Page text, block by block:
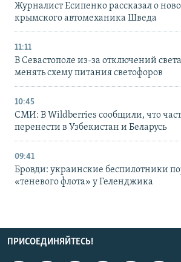
Журналист Есипенко рассказал о
крымского автомеханика Шведа
11:11
В Севастополе из-за отключений
менять схему питания светофоров
10:45
СМИ: В Wildberries сообщили, что
перенести в Узбекистан и Беларусь
09:41
Бровди: украинские беспилотники
«теневого флота» у Геленджика
ПРИСОЕДИНЯЙТЕСЬ!